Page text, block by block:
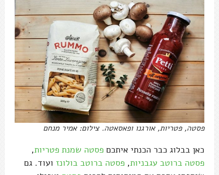
פסטה, פטריות, אורגנו ופאסאטה. צילום: אמיר מנחם
כאן בבלוג כבר הכנתי איתכם פסטה שמנת פטריות,
פסטה ברוטב עגבניות, פסטה ברוטב בולונז ועוד. גם